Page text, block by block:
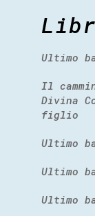
Ultimo
Il
Divina
figlio
Ultimo
Ultimo
Ultimo